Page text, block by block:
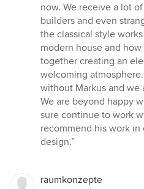
now. We receive a lot
builders and even
the classical style
modern house and
together creating an
welcoming
without Markus and we
We are beyond happy
sure continue to work
recommend his work
design.”
raumkonzepte